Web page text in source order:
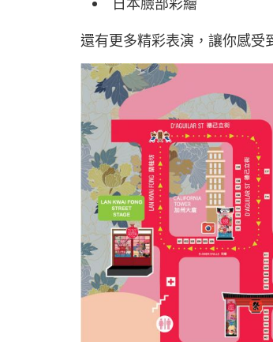
還有更多精彩表演，讓你感受